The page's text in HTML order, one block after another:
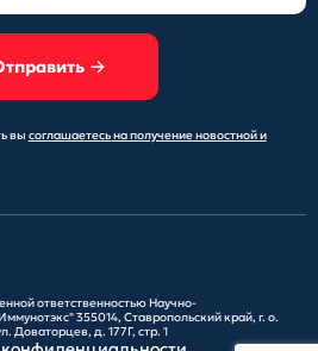
вы соглашаетесь на получениеновостной и
ответственностью Научно-
355014, Ставропольский край, г. о.
Доваторцев, д. 177Г, стр. 1